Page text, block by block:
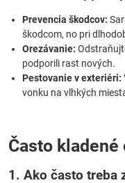
Prevencia škodcov:
škodcom, no pri
Orezávanie:
podporili rast nových.
Pestovanie v exteriéri:
vonku na vlhkých
Často kladené
1. Ako často treba